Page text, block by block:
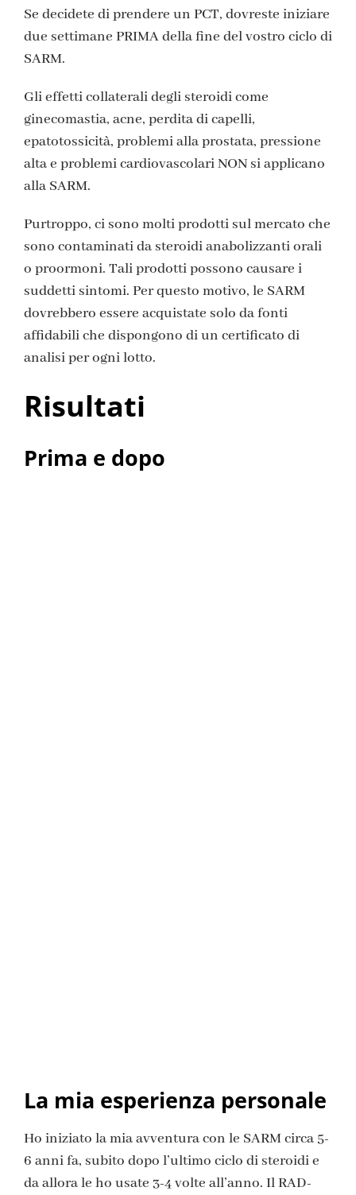
Se decidete di prendere un PCT, dovreste iniziare
due settimane PRIMA della fine del vostro ciclo di
SARM.
Gli effetti collaterali degli steroidi come
ginecomastia, acne, perdita di capelli,
epatotossicità, problemi alla prostata, pressione
alta e problemi cardiovascolari NON si applicano
alla SARM.
Purtroppo, ci sono molti prodotti sul mercato che
sono contaminati da steroidi anabolizzanti orali
o proormoni. Tali prodotti possono causare i
suddetti sintomi. Per questo motivo, le SARM
dovrebbero essere acquistate solo da fonti
affidabili che dispongono di un certificato di
analisi per ogni lotto.
Risultati
Prima e dopo
La mia esperienza personale
Ho iniziato la mia avventura con le SARM circa 5-
6 anni fa, subito dopo l’ultimo ciclo di steroidi e
da allora le ho usate 3-4 volte all’anno. Il RAD-